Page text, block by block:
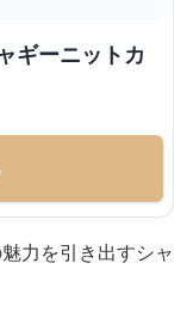
ギーニットカ
力を引き出すシャ